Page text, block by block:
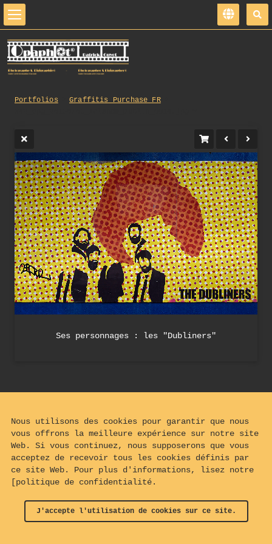
Portfolios
Graffitis_Purchase_FR
Ses personnages : les "Dubliners"
Nous utilisons des cookies pour garantir que nous
vous offrons la meilleure expérience sur notre site
Web. Si vous continuez, nous supposerons que vous
acceptez de recevoir tous les cookies définis par
ce site Web. Pour plus d'informations, lisez notre
[politique de confidentialité.
J'accepte l'utilisation de cookies sur ce site.